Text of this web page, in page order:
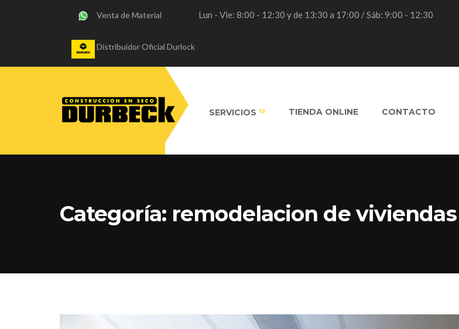
Venta de Material Lun - Vie: 8:00 - 12:30 y de 13:30 a 17:00 / Sáb: 9:00 - 12:30
Distribuidor Oficial Durlock
SERVICIOS TIENDA ONLINE CONTACTO
Categoría: remodelacion de viviendas